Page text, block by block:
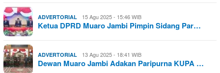
ADVERTORIAL 15 Agu 2025 - 15:46 WIB
Ketua DPRD Muaro Jambi Pimpin Sidang Par…
ADVERTORIAL 13 Agu 2025 - 18:41 WIB
Dewan Muaro Jambi Adakan Paripurna KUPA …